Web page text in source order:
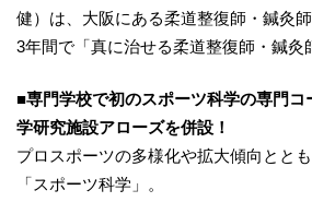
健）は、大阪にある柔道整復師・鍼灸師
3年間で「真に治せる柔道整復師・鍼灸
■専門学校で初のスポーツ科学の専門コ
学研究施設アローズを併設！
プロスポーツの多様化や拡大傾向とと
「スポーツ科学」。